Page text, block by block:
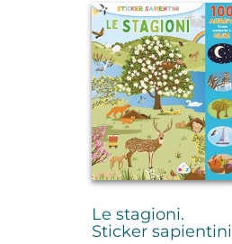
Le stagioni.
Sticker sapientini